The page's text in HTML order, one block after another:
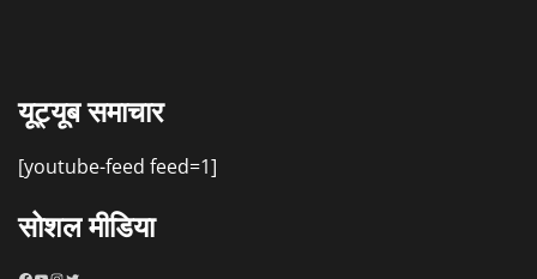
यूट्यूब समाचार
[youtube-feed feed=1]
सोशल मीडिया